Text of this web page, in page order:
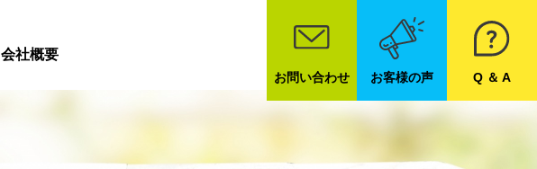
会社概要
お問い合わせ お客様の声 Q ＆ A